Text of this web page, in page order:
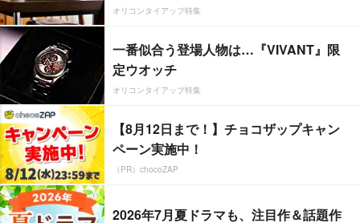
オリコンタイアップ特集
一番似合う登場人物は…『VIVANT』限
定ウオッチ
オリコンタイアップ特集
【8月12日まで！】チョコザップキャン
ペーン実施中！
（PR）chocoZAP
2026年7月夏ドラマも、注目作＆話題作